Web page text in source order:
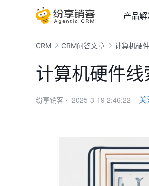
产品解
CRM CRM问答文章 计算机硬
计算机硬件
纷享销客 · 2025-3-19 2:46:22 关